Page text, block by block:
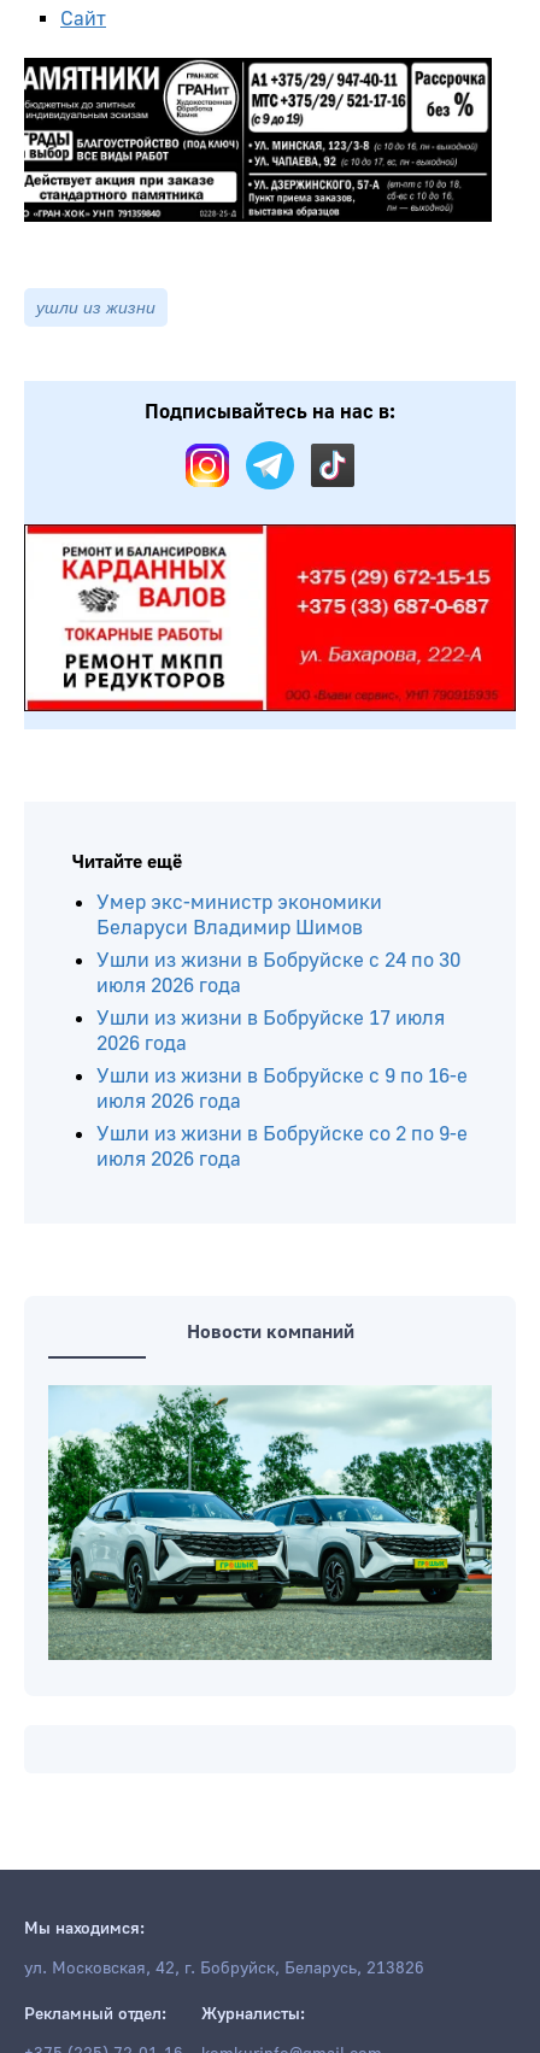
Сайт
ушли из жизни
Подписывайтесь на нас в:
Читайте ещё
Умер экс-министр экономики
Беларуси Владимир Шимов
Ушли из жизни в Бобруйске с 24 по 30
июля 2026 года
Ушли из жизни в Бобруйске 17 июля
2026 года
Ушли из жизни в Бобруйске с 9 по 16-е
июля 2026 года
Ушли из жизни в Бобруйске со 2 по 9-е
июля 2026 года
Новости компаний
Мы находимся:
ул. Московская, 42, г. Бобруйск, Беларусь, 213826
Рекламный отдел:
Журналисты: